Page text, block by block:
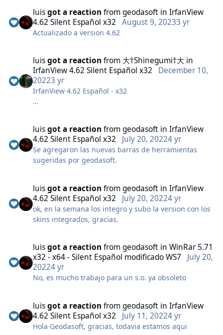
luisgot a reaction fromgeodasoft inIrfanView
4.62 Silent Español x32
August 9, 20233 yr
Actualizado a version 4.62
luisgot a reaction from 大†Shinegumi†大 in
IrfanView 4.62 Silent Español x32
December 10,
20223 yr
IrfanView 4.62 Español - x32
IrfanView es un programa gratuito rápido, pequeño,
compacto e innovador (para uso no comercial), visor
gráfico para Windows XP, 2003, 2008, Vista, Windows
Caracteristicas Addon:
Se instala en español.
Extensiones de archivos asociados a IrfanView, Solo
imagenes.
La instalacion incluye los Plugins v 4.54 oficiales de la
Agregado Plugin OCR_KADMOS - (version 4.4v):
agrega funciones de OCR para IrfanView, solo Ingles,
pero se pueden descargar idiomas dentro de la
ventana del plugin ejecutandose (F9), Plugin
archivos .cbr y .cbz solicitado por Geodasoft
Shell Extension para IrfanView es un DLL freeware
que agrega la posibilidad de llamar a algunas
luisgot a reaction fromgeodasoft inIrfanView
4.62 Silent Español x32
July 20, 20224 yr
Se agregaron las nuevas barras de herramientas
sugeridas por geodasoft.
luisgot a reaction fromgeodasoft inIrfanView
4.62 Silent Español x32
July 20, 20224 yr
ok, en la semana los integro y subo la version con los
skins integrados, gracias.
luisgot a reaction fromgeodasoft inWinRar 5.71
x32 - x64 - Silent Español modificado WS7
July 20,
20224 yr
No, es mucho trabajo para un s.o. ya obsoleto
luisgot a reaction fromgeodasoft inIrfanView
4.62 Silent Español x32
July 11, 20224 yr
Hola Geodasoft, gracias, todavia estamos aqui